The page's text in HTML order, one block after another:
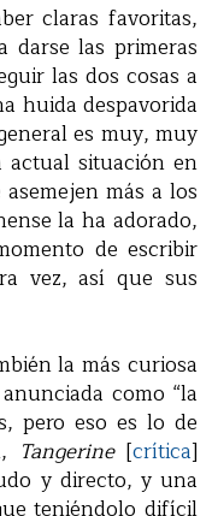
claras favoritas,
darse las primeras
las dos cosas a
huida despavorida
es muy, muy
actual situación en
más a los
la ha adorado,
de escribir
vez, así que sus
la más curiosa
como “la
pero eso es lo de
Tangerine[crítica]
y directo, y una